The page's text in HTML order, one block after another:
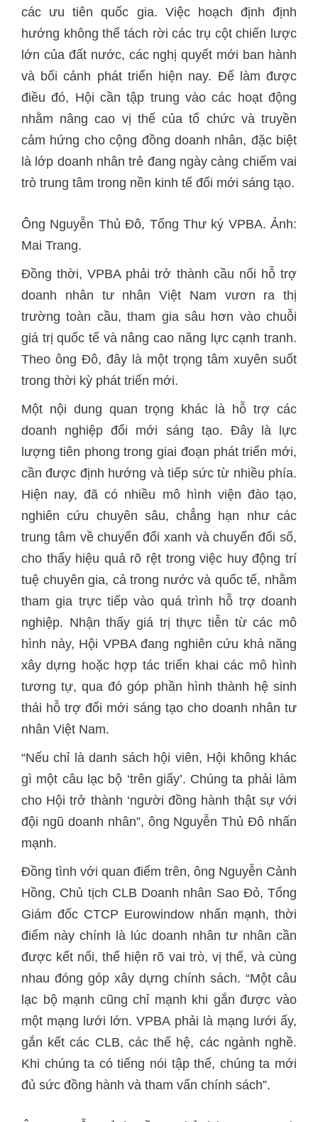
các ưu tiên quốc gia. Việc hoạch định định
hướng không thể tách rời các trụ cột chiến lược
lớn của đất nước, các nghị quyết mới ban hành
và bối cảnh phát triển hiện nay. Để làm được
điều đó, ‏Hội cần tập trung vào các hoạt động
nhằm nâng cao vị thế của tổ chức và truyền
cảm hứng cho cộng đồng doanh nhân, đặc biệt
là lớp doanh nhân trẻ đang ngày càng chiếm vai
Ông Nguyễn Thủ Đô, Tổng Thư ký VPBA. Ảnh:
Mai Trang.
Đồng thời, VPBA phải trở thành cầu nối hỗ trợ
doanh nhân tư nhân Việt Nam vươn ra thị
trường toàn cầu, tham gia sâu hơn vào chuỗi
giá trị quốc tế và nâng cao năng lực cạnh tranh.
Theo ông Đô, đây là một trọng tâm xuyên suốt
Một nội dung quan trọng khác là hỗ trợ các
doanh nghiệp đổi mới sáng tạo. Đây là lực
lượng tiên phong trong giai đoạn phát triển mới,
cần được định hướng và tiếp sức từ nhiều phía.
Hiện nay, đã có nhiều mô hình viện đào tạo,
nghiên cứu chuyên sâu, chẳng hạn như các
trung tâm về chuyển đổi xanh và chuyển đổi số,
cho thấy hiệu quả rõ rệt trong việc huy động trí
tuệ chuyên gia, cả trong nước và quốc tế, nhằm
tham gia trực tiếp vào quá trình hỗ trợ doanh
nghiệp. Nhận thấy giá trị thực tiễn từ các mô
hình này, Hội VPBA đang nghiên cứu khả năng
xây dựng hoặc hợp tác triển khai các mô hình
tương tự, qua đó góp phần hình thành hệ sinh
thái hỗ trợ đổi mới sáng tạo cho doanh nhân tư
nhân Việt Nam.
gì một câu lạc bộ ‘trên giấy’. Chúng ta phải làm
cho Hội trở thành ‘người đồng hành thật sự với
đội ngũ doanh nhân”, ông Nguyễn Thủ Đô nhấn
Đồng tình với quan điểm trên, ‏ông Nguyễn Cảnh
Giám đốc CTCP Eurowindow nhấn mạnh, thời
điểm này chính là lúc doanh nhân tư nhân cần
được kết nối, thể hiện rõ vai trò, vị thế, và cùng
nhau đóng góp xây dựng chính sách. “Một câu
lạc bộ mạnh cũng chỉ mạnh khi gắn được vào
một mạng lưới lớn. VPBA phải là mạng lưới ấy,
gắn kết các CLB, các thế hệ, các ngành nghề.
Khi chúng ta có tiếng nói tập thể, chúng ta mới